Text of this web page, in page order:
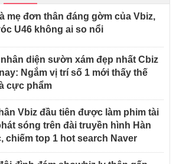
mẹ đơn thân đáng gờm của Vbiz,
U46 không ai so nổi
diện sườn xám đẹp nhất Cbiz
Ngắm vị trí số 1 mới thấy thế
cực phẩm
Vbiz đầu tiên được làm phim tài
sóng trên đài truyền hình Hàn
chiếm top 1 hot search Naver